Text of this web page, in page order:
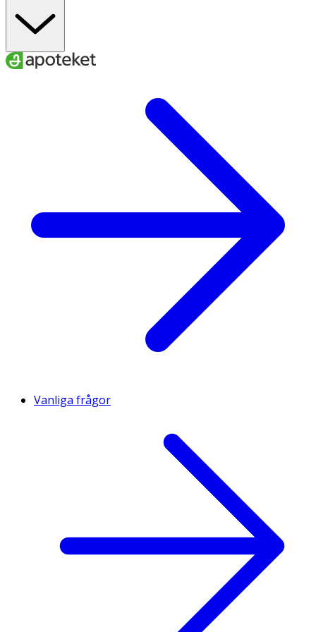
FSC Forest Steward Council Recycled
Vanliga frågor